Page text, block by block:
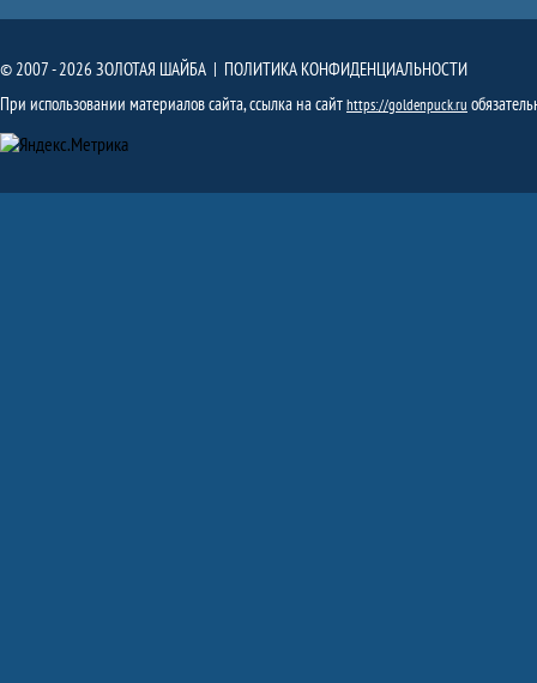
© 2007 - 2026 ЗОЛОТАЯ ШАЙБА | ПОЛИТИКА КОНФИДЕНЦИАЛЬНОСТИ
При использовании материалов сайта, ссылка на сайтhttps://goldenpuck.ru